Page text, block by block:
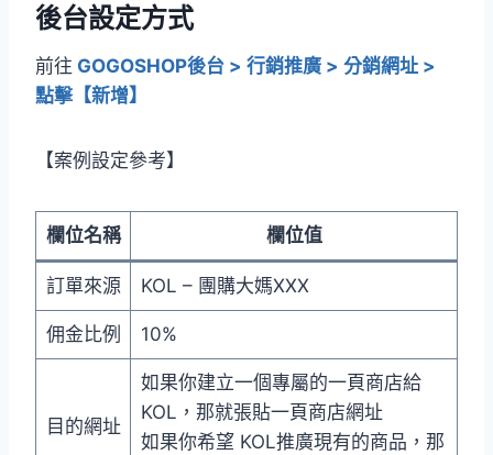
後台設定方式
前往 GOGOSHOP後台 > 行銷推廣 > 分銷網址 >
點擊【新增】
【案例設定參考】
欄位名稱 欄位值
訂單來源 KOL – 團購大媽XXX
佣金比例 10%
目的網址
如果你建立一個專屬的一頁商店給
KOL，那就張貼一頁商店網址
如果你希望 KOL推廣現有的商品，那